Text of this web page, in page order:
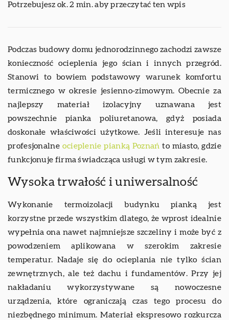
Potrzebujesz ok. 2 min. aby przeczytać ten wpis
Podczas budowy domu jednorodzinnego zachodzi zawsze
konieczność ocieplenia jego ścian i innych przegród.
Stanowi to bowiem podstawowy warunek komfortu
termicznego w okresie jesienno-zimowym. Obecnie za
najlepszy materiał izolacyjny uznawana jest
powszechnie pianka poliuretanowa, gdyż posiada
doskonałe właściwości użytkowe. Jeśli interesuje nas
profesjonalne ocieplenie pianką Poznań to miasto, gdzie
funkcjonuje firma świadcząca usługi w tym zakresie.
Wysoka trwałość i uniwersalność
Wykonanie termoizolacji budynku pianką jest
korzystne przede wszystkim dlatego, że wprost idealnie
wypełnia ona nawet najmniejsze szczeliny i może być z
powodzeniem aplikowana w szerokim zakresie
temperatur. Nadaje się do ocieplania nie tylko ścian
zewnętrznych, ale też dachu i fundamentów. Przy jej
nakładaniu wykorzystywane są nowoczesne
urządzenia, które ograniczają czas tego procesu do
niezbędnego minimum. Materiał ekspresowo rozkurcza